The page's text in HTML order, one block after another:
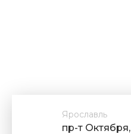
Ярославль
пр-т